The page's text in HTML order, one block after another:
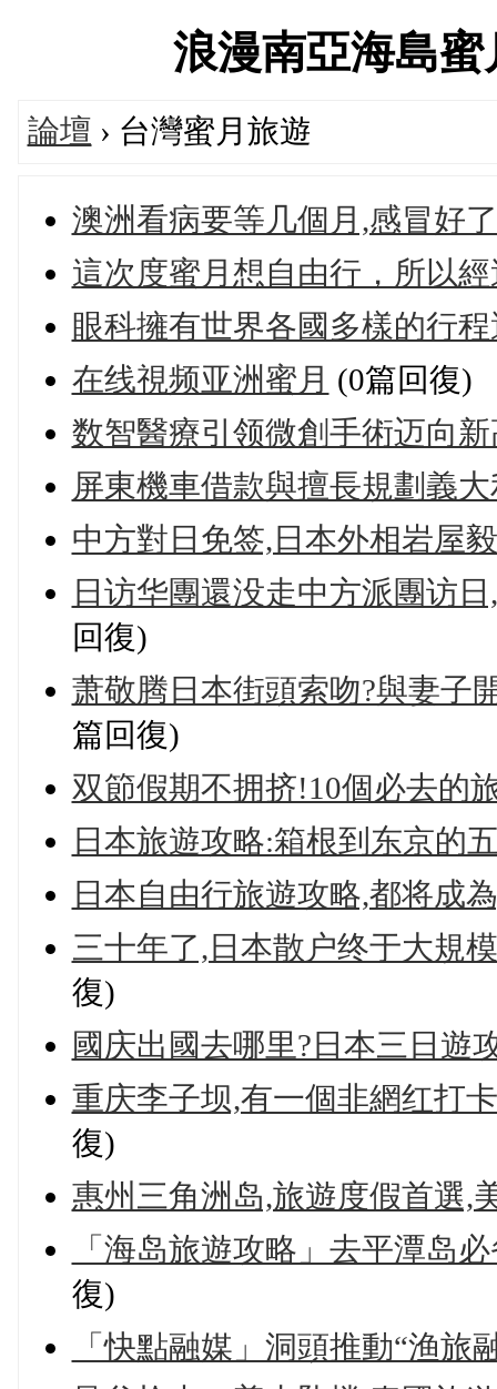
浪漫南亞海島
論壇 › 台灣蜜月旅遊
澳洲看病要等几個月,感冒好
這次度蜜月想自由行，所以
眼科擁有世界各國多樣的行
在线視频亚洲蜜月 (0篇回復)
数智醫療引领微創手術迈向
屏東機車借款與擅長規劃義
中方對日免签,日本外相岩屋
日访华團還没走中方派團访
回復)
萧敬腾日本街頭索吻?與妻子
篇回復)
双節假期不拥挤!10個必去的
日本旅遊攻略:箱根到东京的
日本自由行旅遊攻略,都将成
三十年了,日本散户终于大規
復)
國庆出國去哪里?日本三日遊
重庆李子坝,有一個非網红打
復)
惠州三角洲岛,旅遊度假首選,
「海岛旅遊攻略」去平潭岛
復)
「快點融媒」洞頭推動“渔旅